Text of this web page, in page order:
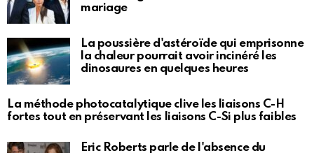
mariage
La poussière d'astéroïde qui emprisonne
la chaleur pourrait avoir incinéré les
dinosaures en quelques heures
La méthode photocatalytique clive les liaisons C-H
fortes tout en préservant les liaisons C-Si plus faibles
Eric Roberts parle de l'absence du